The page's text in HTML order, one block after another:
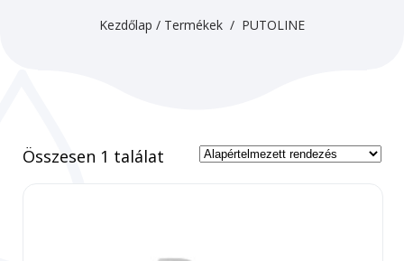
Kezdőlap / Termékek / PUTOLINE
Összesen 1 találat